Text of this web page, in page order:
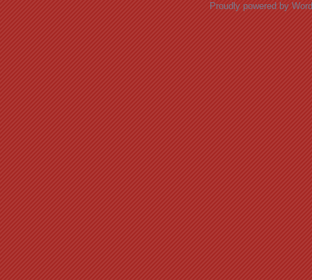
Proudly powered by